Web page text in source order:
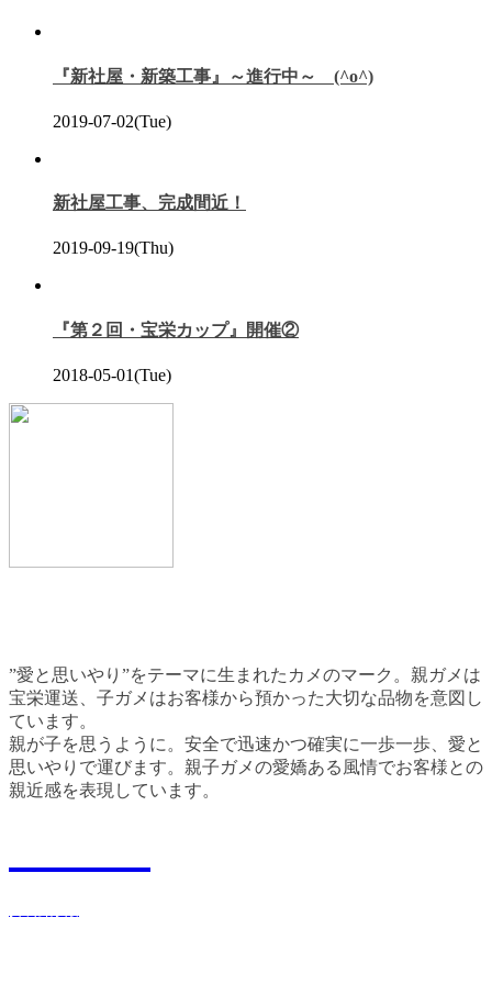
『新社屋・新築工事』～進行中～ (^o^)
2019-07-02(Tue)
新社屋工事、完成間近！
2019-09-19(Thu)
『第２回・宝栄カップ』開催②
2018-05-01(Tue)
”愛と思いやり”をテーマに生まれたカメのマーク。親ガメは
宝栄運送、子ガメはお客様から預かった大切な品物を意図し
ています。
親が子を思うように。安全で迅速かつ確実に一歩一歩、愛と
思いやりで運びます。親子ガメの愛嬌ある風情でお客様との
親近感を表現しています。